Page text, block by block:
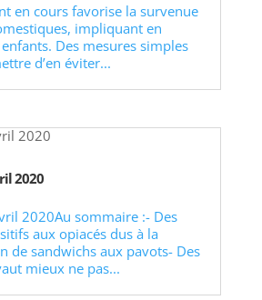
en cours favorise la survenue
impliquant en
Des mesures simples
d’en éviter...
2020
2020Au sommaire :- Des
aux opiacés dus à la
de sandwichs aux pavots- Des
mieux ne pas...